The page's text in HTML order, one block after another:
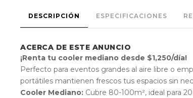
DESCRIPCIÓN ESPECIFICACIONES
ACERCA DE ESTE ANUNCIO
¡Renta tu cooler mediano desde $1,250/día!
Perfecto para eventos grandes al aire libre o
portátiles mantienen frescos tus espacios sin
Cooler Mediano: Cubre 80-100m², ideal para